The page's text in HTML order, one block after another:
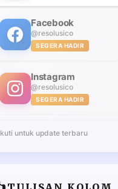
Facebook
@resolusico
SEGERA HADIR
Instagram
@resolusico
SEGERA HADIR
untuk update terbaru